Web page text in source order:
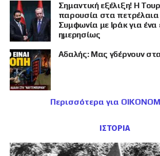
Σημαντική εξέλιξη! Η
παρουσία στα πετρέλαια
Συμφωνία με Ιράκ για ένα
ημερησίως
Αδαλής: Μας γδέρνουν
Περισσότερα για
ΙΣΤΟΡΙΑ